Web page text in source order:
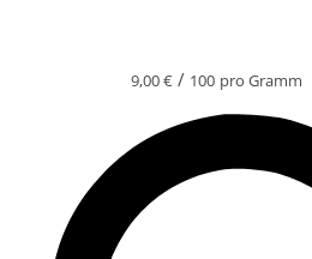
9,00€ / 100 pro Gramm